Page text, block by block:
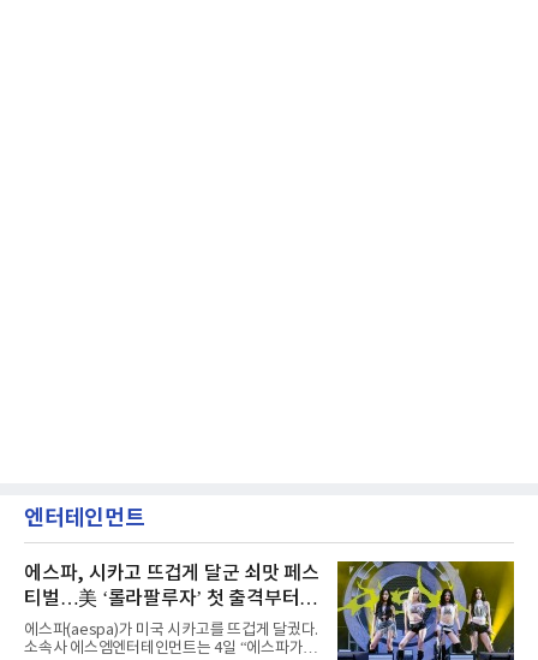
엔터테인먼트
에스파, 시카고 뜨겁게 달군 쇠맛 페스
티벌…美 ‘롤라팔루자’ 첫 출격부터
증명한 존재감
에스파(aespa)가 미국 시카고를 뜨겁게 달궜다.
소속사 에스엠엔터테인먼트는 4일 “에스파가